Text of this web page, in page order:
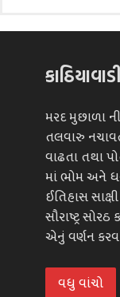
મરદ મુછાળા
તલવારુ
વાઢતા તથા
માં ભોમ અને
ઈતિહાસ
સૌરાષ્ટ્ર
એનું વર્ણન
વધુ વાંચો